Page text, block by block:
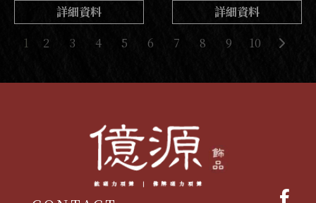
詳細資料
詳細資料
1
2 3 4 5 6 7 8 9 10